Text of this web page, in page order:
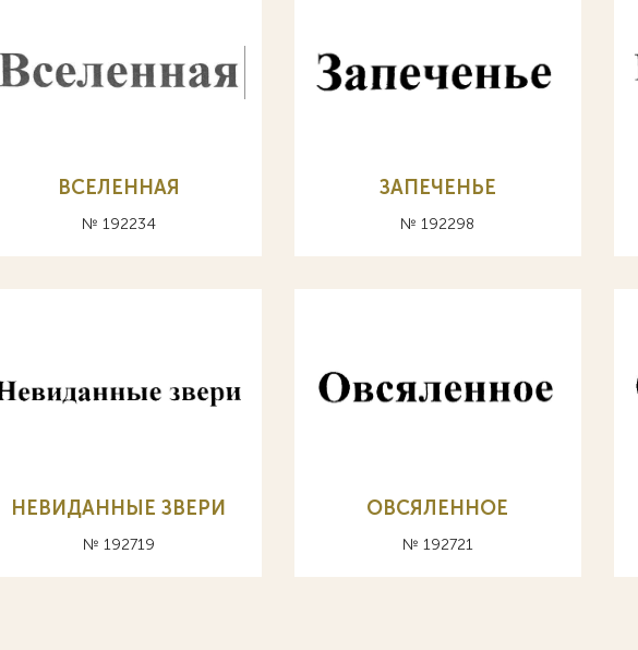
ВСЕЛЕННАЯ
№ 192234
ЗАПЕЧЕНЬЕ
№ 192298
НЕВИДАННЫЕ ЗВЕРИ
№ 192719
ОВСЯЛЕННОЕ
№ 192721